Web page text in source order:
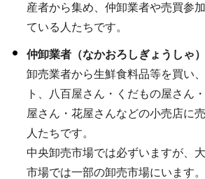
産者から集め、仲卸業者や売買参
ている人たちです。
仲卸業者（なかおろしぎょうしゃ）
卸売業者から生鮮食料品等を買い
ト、八百屋さん・くだもの屋さん
屋さん・花屋さんなどの小売店に
人たちです。
中央卸売市場では必ずいますが、
市場では一部の卸売市場にいます。